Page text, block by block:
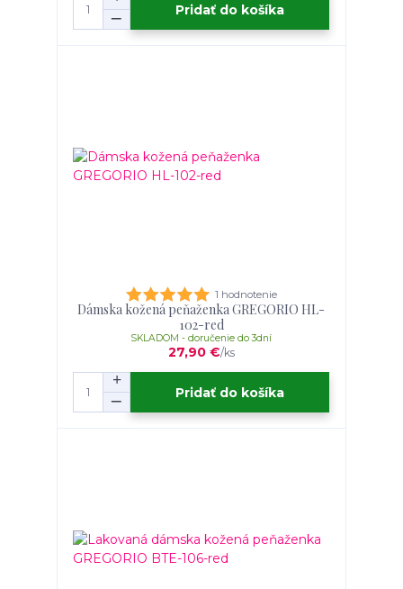
Pridať do košíka
1 hodnotenie
Dámska kožená peňaženka GREGORIO HL-
102-red
27,90 €/ks
SKLADOM - doručenie do 3dní
Pridať do košíka